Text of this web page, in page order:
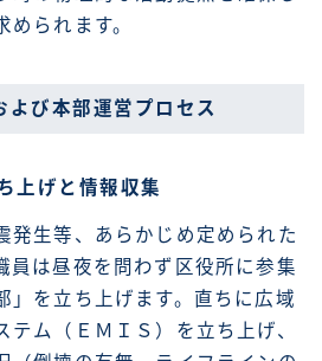
られます。
よび本部運営プロセス
上げと情報収集
生等、あらかじめ定められた
員は昼夜を問わず区役所に参集
」を立ち上げます。直ちに広域
テム（ＥＭＩＳ）を立ち上げ、